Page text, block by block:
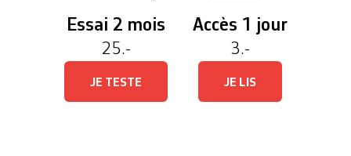
Essai 2 mois
25.-
JE TESTE
Accès 1 jour
3.-
JE LIS